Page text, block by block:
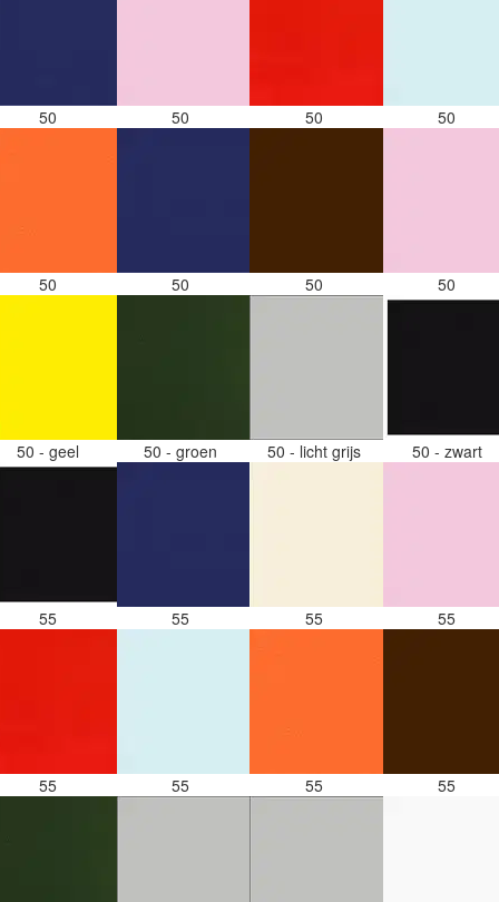
50 50 50 50
50 50 50 50
50 - geel 50 - groen 50 - licht grijs 50 - zwart
55 55 55 55
55 55 55 55